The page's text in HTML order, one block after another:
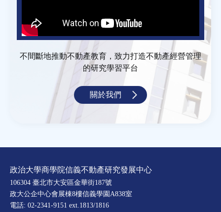
不間斷地推動不動產教育，致力打造不動產經營管理
的研究學習平台
關於我們
政治大學商學院信義不動產研究發展中心
106304 臺北市大安區金華街187號
政大公企中心會展棟8樓信義學園A838室
電話: 02-2341-9151 ext.1813/1816